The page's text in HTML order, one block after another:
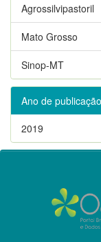
Agrossilvipastoril
Mato Grosso
Sinop-MT
Ano de publicação
2019